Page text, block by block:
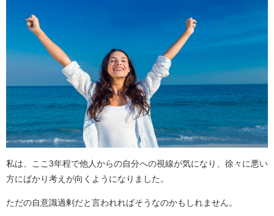
私は、ここ3年程で他人からの自分への視線が気になり、徐々に悪い
方にばかり考えが向くようになりました。
ただの自意識過剰だと言われればそうなのかもしれません。